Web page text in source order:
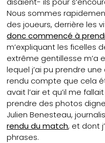
Nous sommes
des joueurs, derrière les
donc commencé à
m’expliquant les ficelles
extrême gentillesse m’a
lequel j’ai pu prendre
rendu compte que cela
avait l’air et qu’il me
prendre des photos
Julien Benesteau,
rendu du match, et dont
phrases.